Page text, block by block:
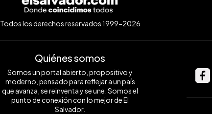
Todos los derechos reservados 1999-2026
Quiénes somos
Somos un portal abierto, propositivo y
moderno, pensado para reflejar a un país
que avanza, se reinventa y se une. Somos el
punto de conexión con lo mejor de El
Salvador.